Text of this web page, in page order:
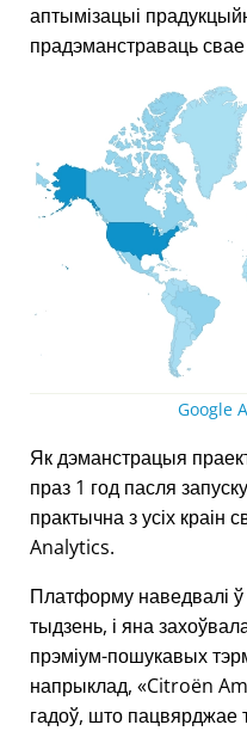
аптымізацыі
прадэманстраваць свае
Google
Як дэманстрацыя
праз 1 год пасля
практычна з усіх
Analytics.
Платформу наведвалі ў
тыдзень, і яна
прэміум-пошукавых
напрыклад,
Citroën
гадоў, што